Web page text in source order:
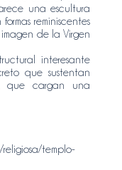
una escultura
reminiscentes
de la Virgen
interesante
que sustentan
que cargan una
religiosa/templo-